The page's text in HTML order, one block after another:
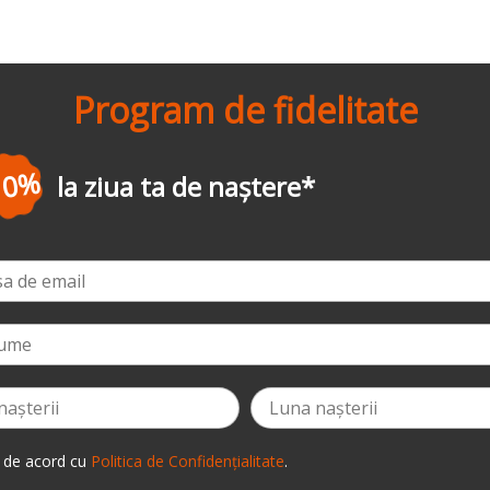
Program de fidelitate
-3% la prima comandă
acord cu Politica de Confidențialitate.